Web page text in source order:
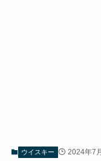
ウイスキー 2024年7